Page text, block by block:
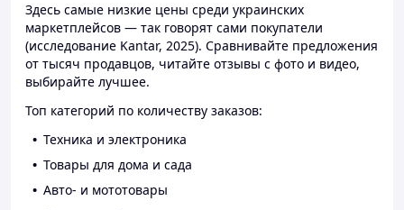
Здесь самые низкие цены среди украинских
маркетплейсов — так говорят сами покупатели
(исследование Kantar, 2025). Сравнивайте предложения
от тысяч продавцов, читайте отзывы с фото и видео,
выбирайте лучшее.
Топ категорий по количеству заказов:
Техника и электроника
Товары для дома и сада
Авто- и мототовары